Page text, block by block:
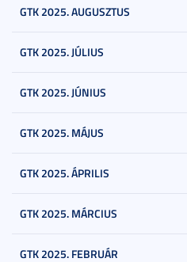
GTK 2025. AUGUSZTUS
GTK 2025. JÚLIUS
GTK 2025. JÚNIUS
GTK 2025. MÁJUS
GTK 2025. ÁPRILIS
GTK 2025. MÁRCIUS
GTK 2025. FEBRUÁR